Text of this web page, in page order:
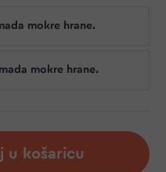
mokre hrane.
mokre hrane.
u košaricu